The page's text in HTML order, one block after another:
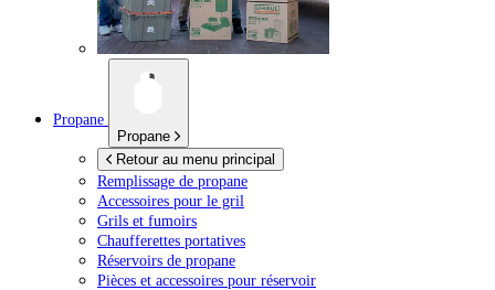
Propane
Propane
Retour au menu principal
Remplissage de propane
Accessoires pour le gril
Grils et fumoirs
Chaufferettes portatives
Réservoirs de propane
Pièces et accessoires pour réservoir